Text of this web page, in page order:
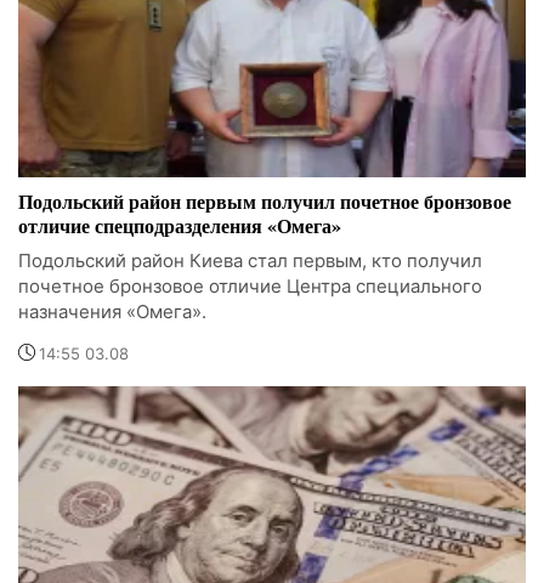
Подольский район первым получил почетное бронзовое
отличие спецподразделения «Омега»
Подольский район Киева стал первым, кто получил
почетное бронзовое отличие Центра специального
назначения «Омега».
14:55 03.08